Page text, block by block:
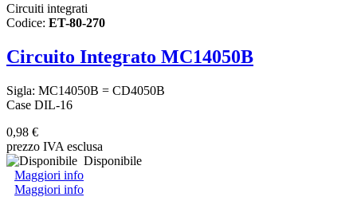
Circuiti integrati
Codice: ET-80-270
Circuito Integrato MC14050B
Sigla: MC14050B = CD4050B
Case DIL-16
0,98 €
prezzo IVA esclusa
Disponibile
Maggiori info
Maggiori info